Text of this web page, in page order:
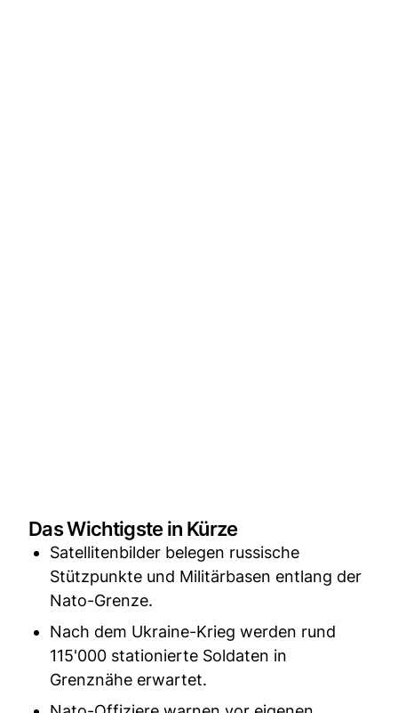
Das Wichtigste in Kürze
Satellitenbilder belegen russische
Stützpunkte und Militärbasen entlang der
Nato-Grenze.
Nach dem Ukraine-Krieg werden rund
115'000 stationierte Soldaten in
Grenznähe erwartet.